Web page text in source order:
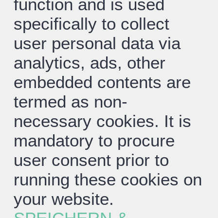
function and is used
specifically to collect
user personal data via
analytics, ads, other
embedded contents are
termed as non-
necessary cookies. It is
mandatory to procure
user consent prior to
running these cookies on
your website.